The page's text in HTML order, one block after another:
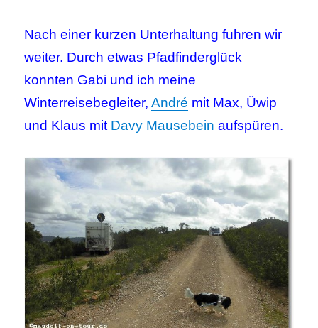
Nach einer kurzen Unterhaltung fuhren wir
weiter. Durch etwas Pfadfinderglück
konnten Gabi und ich meine
Winterreisebegleiter,André mit Max, Üwip
und Klaus mit Davy Mausebein aufspüren.